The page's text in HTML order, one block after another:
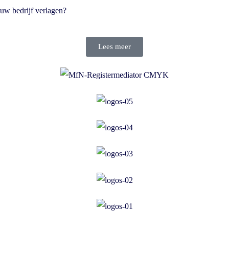
uw bedrijf verlagen?
Lees meer